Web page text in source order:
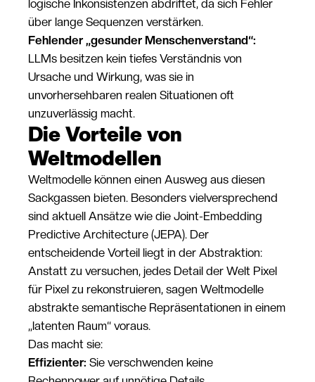
logische Inkonsistenzen abdriftet, da sich Fehler
über lange Sequenzen verstärken.
Fehlender „gesunder Menschenverstand“:
LLMs besitzen kein tiefes Verständnis von
Ursache und Wirkung, was sie in
unvorhersehbaren realen Situationen oft
unzuverlässig macht.
Die Vorteile von
Weltmodellen
Weltmodelle können einen Ausweg aus diesen
Sackgassen bieten. Besonders vielversprechend
sind aktuell Ansätze wie die Joint-Embedding
Predictive Architecture (JEPA). Der
entscheidende Vorteil liegt in der Abstraktion:
Anstatt zu versuchen, jedes Detail der Welt Pixel
für Pixel zu rekonstruieren, sagen Weltmodelle
abstrakte semantische Repräsentationen in einem
„latenten Raum“ voraus.
Das macht sie:
Effizienter: Sie verschwenden keine